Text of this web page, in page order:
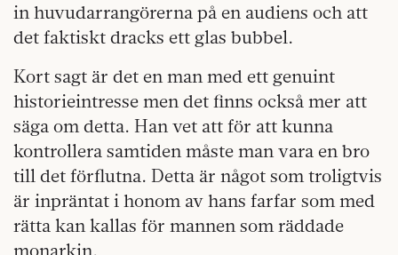
in huvudarrangörerna på en audiens och att
det faktiskt dracks ett glas bubbel.
Kort sagt är det en man med ett genuint
historieintresse men det finns också mer att
säga om detta. Han vet att för att kunna
kontrollera samtiden måste man vara en bro
till det förflutna. Detta är något som troligtvis
är inpräntat i honom av hans farfar som med
rätta kan kallas för mannen som räddade
monarkin.